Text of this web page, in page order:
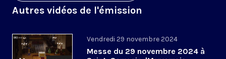
Autres vidéos de l'émission
Vendredi 29 novembre 2024
Messe du 29 novembre 2024 à